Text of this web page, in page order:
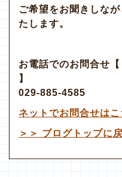
ご希望をお聞きしな
たします。
お電話でのお問合せ
】
029-885-4585
ネットでお問合せはこ
＞＞ ブログトップに